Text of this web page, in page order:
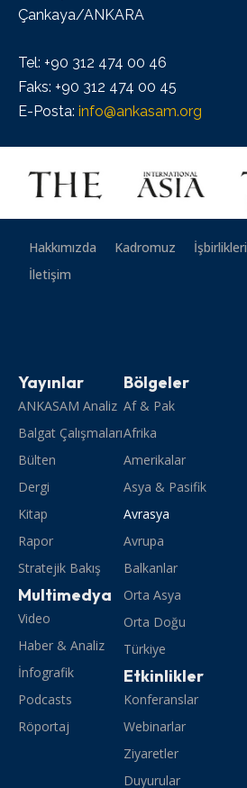
Çankaya/ANKARA
Tel: +90 312 474 00 46
Faks: +90 312 474 00 45
E-Posta: info@ankasam.org
Hakkımızda Kadromuz İşbirlikleri
İletişim
Yayınlar
ANKASAM Analiz
Balgat Çalışmaları
Bülten
Dergi
Kitap
Rapor
Stratejik Bakış
Multimedya
Video
Haber & Analiz
İnfografik
Podcasts
Röportaj
Bölgeler
Af & Pak
Afrika
Amerikalar
Asya & Pasifik
Avrasya
Avrupa
Balkanlar
Orta Asya
Orta Doğu
Türkiye
Etkinlikler
Konferanslar
Webinarlar
Ziyaretler
Duyurular